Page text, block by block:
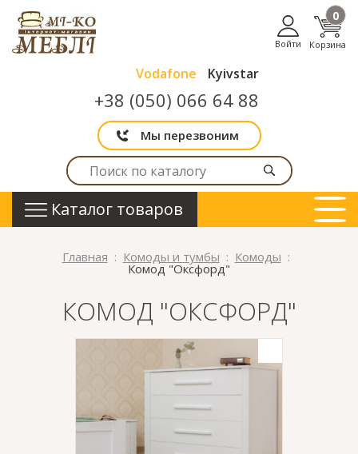
Vodafone Kyivstar
+38 (050) 066 64 88
Мы перезвоним
Войти Корзина
0
Каталог товаров
Главная Комоды и тумбы Комоды
Комод "Оксфорд"
КОМОД "ОКСФОРД"